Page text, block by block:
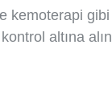
kemoterapi
altına